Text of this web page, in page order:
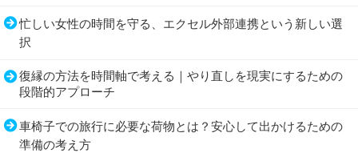
忙しい女性の時間を守る、エクセル外部連携という新しい選
択
復縁の方法を時間軸で考える｜やり直しを現実にするための
段階的アプローチ
車椅子での旅行に必要な荷物とは？安心して出かけるための
準備の考え方